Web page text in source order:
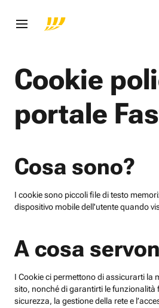
Cookie
portale
Cosa sono?
I cookie sono piccoli file di testo
dispositivo mobile dell'utente quando
A cosa
I Cookie ci permettono di assicurarti la
sito, nonché di garantirti le funzionalità
sicurezza, la gestione della rete e